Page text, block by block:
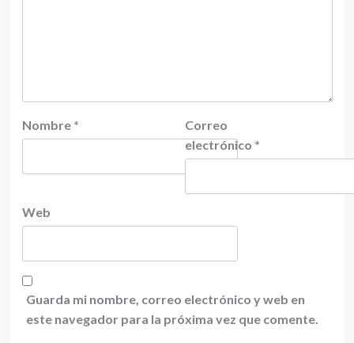
Nombre *
Correo
electrónico *
Web
Guarda mi nombre, correo electrónico y web en
este navegador para la próxima vez que comente.